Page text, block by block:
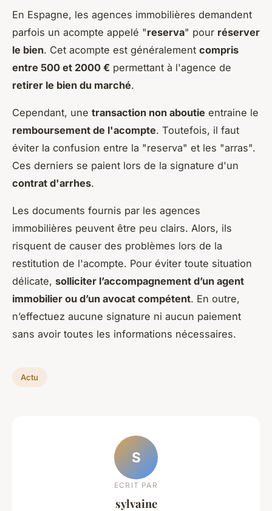
En Espagne, les agences immobilières demandent
parfois un acompte appelé "reserva" pour réserver
le bien. Cet acompte est généralement compris
entre 500 et 2000 € permettant à l'agence de
retirer le bien du marché.
Cependant, une transaction non aboutie entraine le
remboursement de l'acompte. Toutefois, il faut
éviter la confusion entre la "reserva" et les "arras".
Ces derniers se paient lors de la signature d'un
contrat d'arrhes.
Les documents fournis par les agences
immobilières peuvent être peu clairs. Alors, ils
risquent de causer des problèmes lors de la
restitution de l'acompte. Pour éviter toute situation
délicate, solliciter l’accompagnement d’un agent
immobilier ou d’un avocat compétent. En outre,
n’effectuez aucune signature ni aucun paiement
sans avoir toutes les informations nécessaires.
Actu
S
ECRIT PAR
sylvaine